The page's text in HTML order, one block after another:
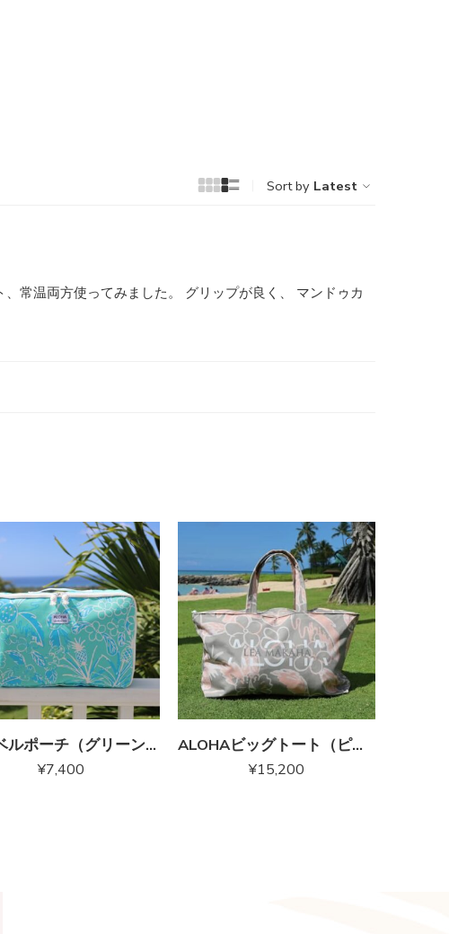
Sort by Latest
常温両方使ってみました。 グリップが良く、 マンドゥカ
トラベルポーチ（グリーン）
¥7,400
ALOHAビッグトート（ピーチベージュ）
¥15,200